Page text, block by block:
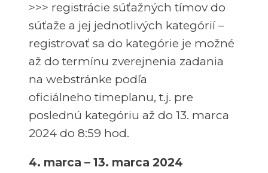
>>> registrácie súťažných tímov do
súťaže a jej jednotlivých kategórií –
registrovať sa do kategórie je možné
až do termínu zverejnenia zadania
na webstránke podľa
oficiálneho timeplanu, t.j. pre
poslednú kategóriu až do 13. marca
2024 do 8:59 hod.
4. marca – 13. marca 2024